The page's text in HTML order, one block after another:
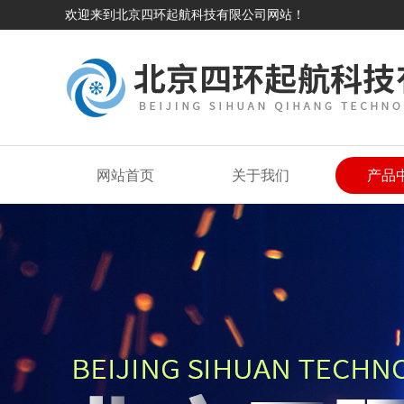
欢迎来到北京四环起航科技有限公司网站！
网站首页 关于我们 产品